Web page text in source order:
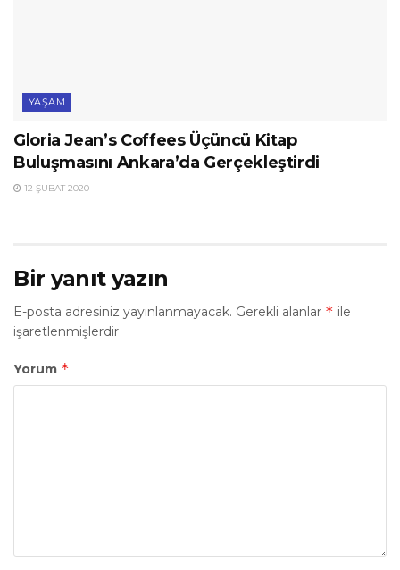
YAŞAM
Gloria Jean’s Coffees Üçüncü Kitap
Buluşmasını Ankara’da Gerçekleştirdi
12 ŞUBAT 2020
Bir yanıt yazın
E-posta adresiniz yayınlanmayacak. Gerekli alanlar * ile
işaretlenmişlerdir
Yorum *